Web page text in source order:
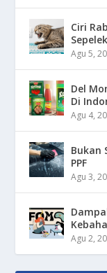
Ciri
Agu 5,
Del
Di
Agu 4,
Bukan
PPF
Agu 3,
Agu 2,